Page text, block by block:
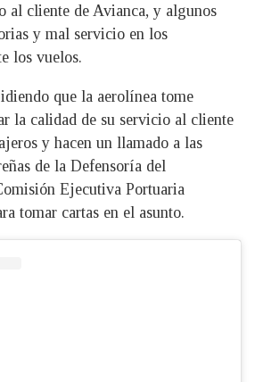
al cliente de Avianca, y algunos
y mal servicio en los
los vuelos.
que la aerolínea tome
la calidad de su servicio al cliente
y hacen un llamado a las
de la Defensoría del
Ejecutiva Portuaria
tomar cartas en el asunto.